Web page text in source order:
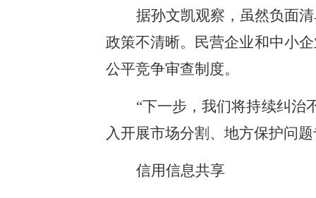
据孙文凯观察，虽然负面
政策不清晰。民营企业和中小
公平竞争审查制度。
“下一步，我们将持续纠治
入开展市场分割、地方保护问
信用信息共享